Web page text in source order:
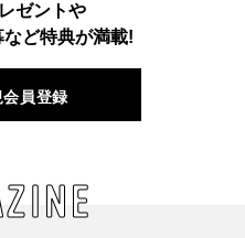
ゼントや
ど特典が満載!
会員登録